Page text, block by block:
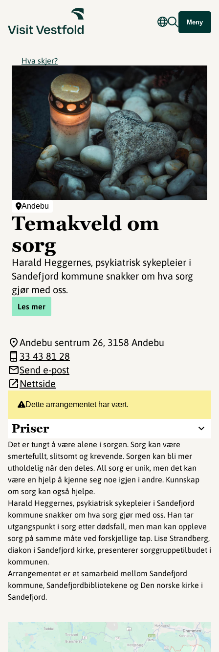
Meny
Hva skjer?
Andebu
Temakveld om
sorg
Harald Heggernes, psykiatrisk sykepleier i
Sandefjord kommune snakker om hva sorg
gjør med oss.
Les mer
Dette arrangementet har vært.
Priser
Det er tungt å være alene i sorgen. Sorg kan være
smertefullt, slitsomt og krevende. Sorgen kan bli mer
utholdelig når den deles. All sorg er unik, men det kan
være en hjelp å kjenne seg noe igjen i andre. Kunnskap
om sorg kan også hjelpe.
Harald Heggernes, psykiatrisk sykepleier i Sandefjord
kommune snakker om hva sorg gjør med oss. Han tar
utgangspunkt i sorg etter dødsfall, men man kan oppleve
sorg på samme måte ved forskjellige tap. Lise Strandberg,
diakon i Sandefjord kirke, presenterer sorggruppetilbudet i
kommunen.
Arrangementet er et samarbeid mellom Sandefjord
kommune, Sandefjordbibliotekene og Den norske kirke i
Sandefjord.
Andebu sentrum 26, 3158 Andebu
33 43 81 28
Send e-post
Nettside